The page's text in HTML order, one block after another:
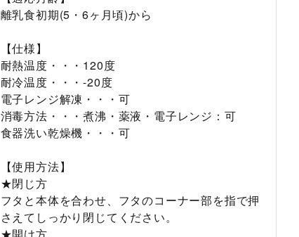
離乳食初期(5・6ヶ月頃)から
【仕様】
耐熱温度・・・120度
耐冷温度・・・-20度
電子レンジ解凍・・・可
消毒方法・・・煮沸・薬液・電子レンジ：可
食器洗い乾燥機・・・可
【使用方法】
★閉じ方
フタと本体を合わせ、フタのコーナー部を指で押
さえてしっかり閉じてください。